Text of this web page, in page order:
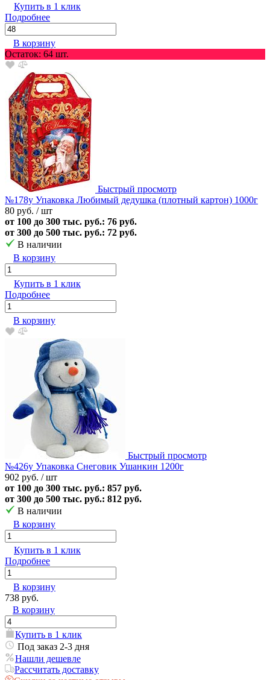
Купить в 1 клик
Подробнее
В корзину
Остаток: 64 шт.
Быстрый просмотр
№178у Упаковка Любимый дедушка (плотный картон) 1000г
80 руб. / шт
от 100 до 300 тыс. руб.: 76 руб.
от 300 до 500 тыс. руб.: 72 руб.
В наличии
В корзину
Купить в 1 клик
Подробнее
В корзину
Быстрый просмотр
№426у Упаковка Снеговик Ушанкин 1200г
902 руб. / шт
от 100 до 300 тыс. руб.: 857 руб.
от 300 до 500 тыс. руб.: 812 руб.
В наличии
В корзину
Купить в 1 клик
Подробнее
В корзину
738 руб.
В корзину
Купить в 1 клик
Под заказ 2-3 дня
Нашли дешевле
Рассчитать доставку